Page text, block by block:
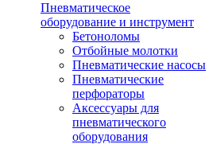
Пневматическое
оборудование и инструмент
Бетоноломы
Отбойные молотки
Пневматические насосы
Пневматические
перфораторы
Аксессуары для
пневматического
оборудования